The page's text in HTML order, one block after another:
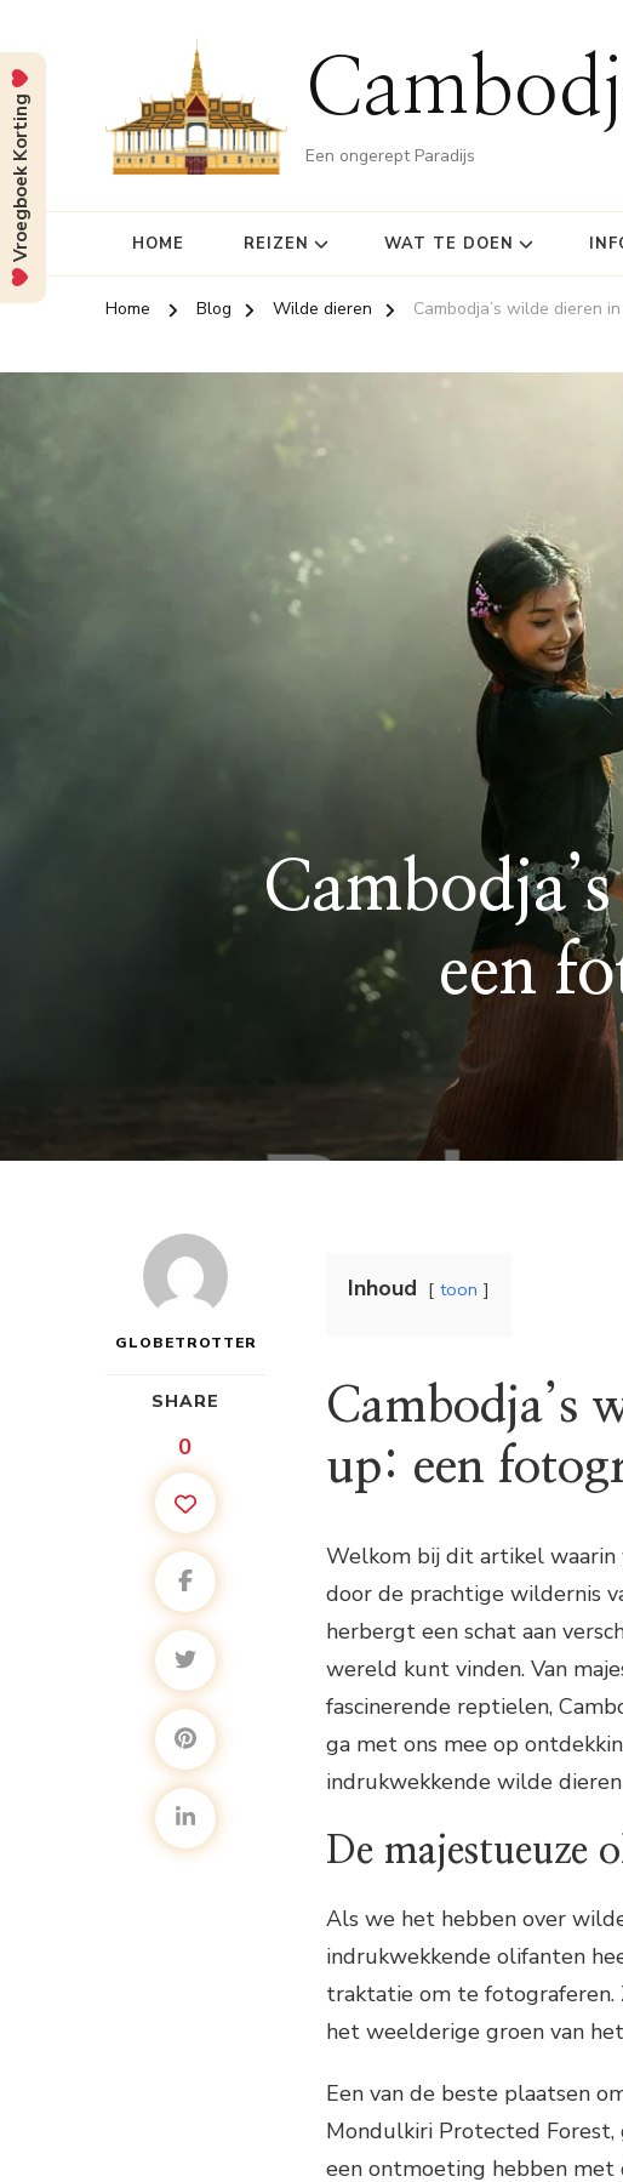
Een ongerept Paradijs
HOME REIZEN WAT TE DOEN
Home Blog Wilde dieren Cambodja’s wilde dieren
een
GLOBETROTTER
SHARE
0
Inhoud toon
Cambodja’s
up: een
Welkom bij dit artikel waarin
door de prachtige wildernis
herbergt een schat aan
wereld kunt vinden. Van
fascinerende reptielen,
ga met ons mee op
indrukwekkende wilde dieren
De majestueuze
Als we het hebben over
indrukwekkende olifanten
traktatie om te
het weelderige groen van
Een van de beste plaatsen
Mondulkiri Protected
een ontmoeting hebben met
Vroegboek Korting